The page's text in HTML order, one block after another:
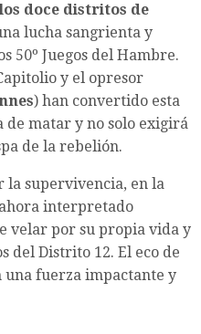
doce distritos de
lucha sangrienta y
50º Juegos del Hambre.
y el opresor
) han convertido esta
de matar y no solo exigirá
de la rebelión.
supervivencia, en la
interpretado
velar por su propia vida y
del Distrito 12. El eco de
una fuerza impactante y